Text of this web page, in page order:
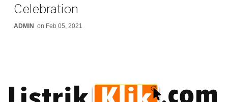
Celebration
ADMIN on Feb 05, 2021